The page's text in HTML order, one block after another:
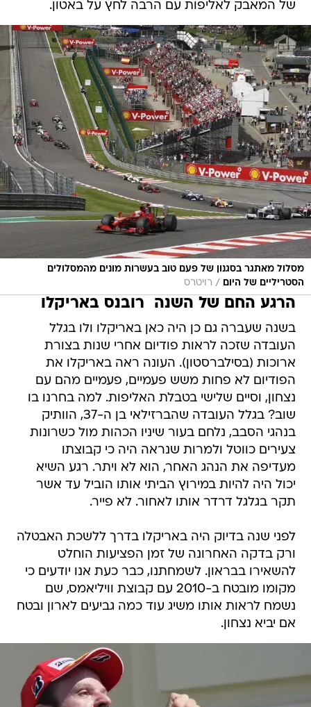
של המאבק לאליפות עם הרבה לחץ על באטון.
מסלול מאתגר בסגנון של פעם טוב בעשרות מונים מהמסלולים
הסטריליים של היום
/ רויטרס
הרגע החם של השנה  רובנס באריקלו
בשנה שעברה גם כן היה כאן באריקלו ולו בגלל
העובדה שזכה לראות פודיום אחרי שנות בצורת
ארוכות (בסילברסטון). העונה ראה באריקלו את
הפודיום לא פחות משש פעמיים, פעמיים מהם עם
נצחון, וסיים שלישי בטבלת האליפות. למה בחרנו בו
שוב? בגלל העובדה שהברזילאי בן ה-37, הוותיק
בנהגי הסבב, נלחם בעור שיניו הכהות מול כשרונות
צעירים כווטל ולמרות שנראה היה כי קבוצתו
מעדיפה את הנהג האחר, הוא לא ויתר. רגע השיא
יכול היה להיות במירוץ הביתי אותו הוביל עד אשר
תקר בגלגל דרדר אותו לאחור. לא פייר.
לפני שנה בדיוק היה באריקלו בדרך ללשכת האבטלה
ורק בדקה האחרונה של זמן הפציעות הוחלט
להשאירו בבראון. לשמחתנו, כבר כעת אנו יודעים כי
מקומו מובטח ב-2010 עם קבוצת וויליאמס, שם
נשמח לראות אותו משיג עוד כמה גביעים לארון ובטח
אם יביא נצחון.